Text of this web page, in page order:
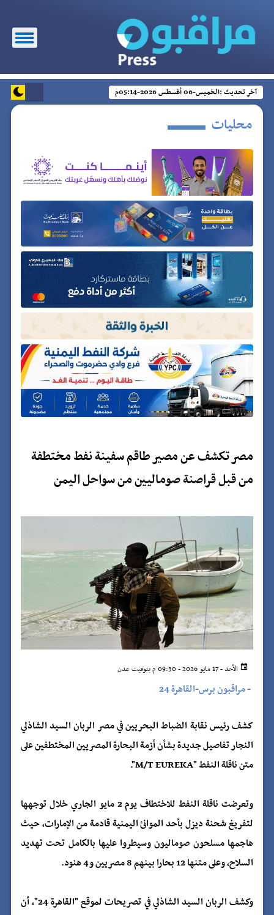
آخر تحديث :الخميس-06 أغسطس 2026-05:14م
محليات
مصر تكشف عن مصير طاقم سفينة نفط مختطفة
من قبل قراصنة صوماليين من سواحل اليمن
الأحد - 17 مايو 2026 - 09:30 م بتوقيت عدن
-مراقبون برس-القاهرة 24
كشف رئيس نقابة الضباط البحريين في مصر الربان السيد الشاذلي
النجار تفاصيل جديدة بشأن أزمة البحارة المصريين المختطفين على
متن ناقلة النفط "M/T EUREKA".
وتعرضت ناقلة النفط للاختطاف يوم 2 مايو الجاري خلال توجهها
لتفريغ شحنة ديزل بأحد الموانئ اليمنية قادمة من الإمارات، حيث
هاجمها مسلحون صوماليون وسيطروا عليها بالكامل تحت تهديد
السلاح، وعلى متنها 12 بحارا بينهم 8 مصريين و4 هنود.
وكشف الربان السيد الشاذلي في تصريحات لموقع "القاهرة 24"، أن